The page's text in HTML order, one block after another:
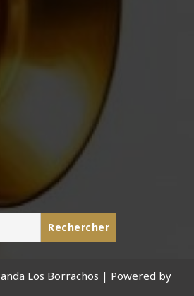
Los Borrachos | Powered by